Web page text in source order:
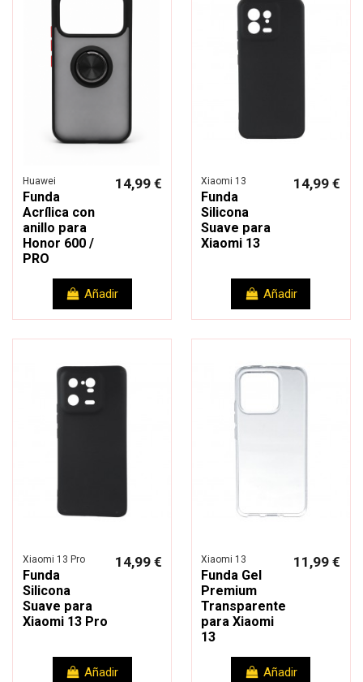
Huawei
Funda
Acrílica con
anillo para
Honor 600 /
PRO
14,99 €
Añadir
Xiaomi 13
Funda
Silicona
Suave para
Xiaomi 13
14,99 €
Añadir
Xiaomi 13 Pro
Funda
Silicona
Suave para
Xiaomi 13 Pro
14,99 €
Añadir
Xiaomi 13
Funda Gel
Premium
Transparente
para Xiaomi
13
11,99 €
Añadir